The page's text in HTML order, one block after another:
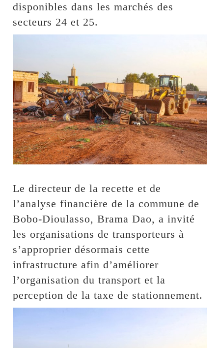
disponibles dans les marchés des
secteurs 24 et 25.
Le directeur de la recette et de
l’analyse financière de la commune de
Bobo-Dioulasso, Brama Dao, a invité
les organisations de transporteurs à
s’approprier désormais cette
infrastructure afin d’améliorer
l’organisation du transport et la
perception de la taxe de stationnement.